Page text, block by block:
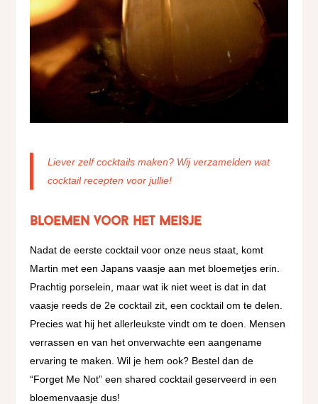
Liever zelf cocktails maken? Wij verzamelden wat
cocktail recepten voor jullie!
Bloemen voor het meisje
Nadat de eerste cocktail voor onze neus staat, komt
Martin met een Japans vaasje aan met bloemetjes erin.
Prachtig porselein, maar wat ik niet weet is dat in dat
vaasje reeds de 2e cocktail zit, een cocktail om te delen.
Precies wat hij het allerleukste vindt om te doen. Mensen
verrassen en van het onverwachte een aangename
ervaring te maken. Wil je hem ook? Bestel dan de
“Forget Me Not” een shared cocktail geserveerd in een
bloemenvaasje dus!